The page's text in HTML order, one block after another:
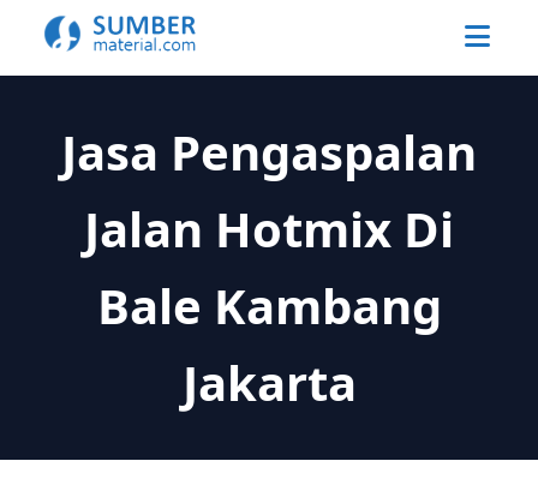
Jasa Pengaspalan
Jalan Hotmix Di
Bale Kambang
Jakarta